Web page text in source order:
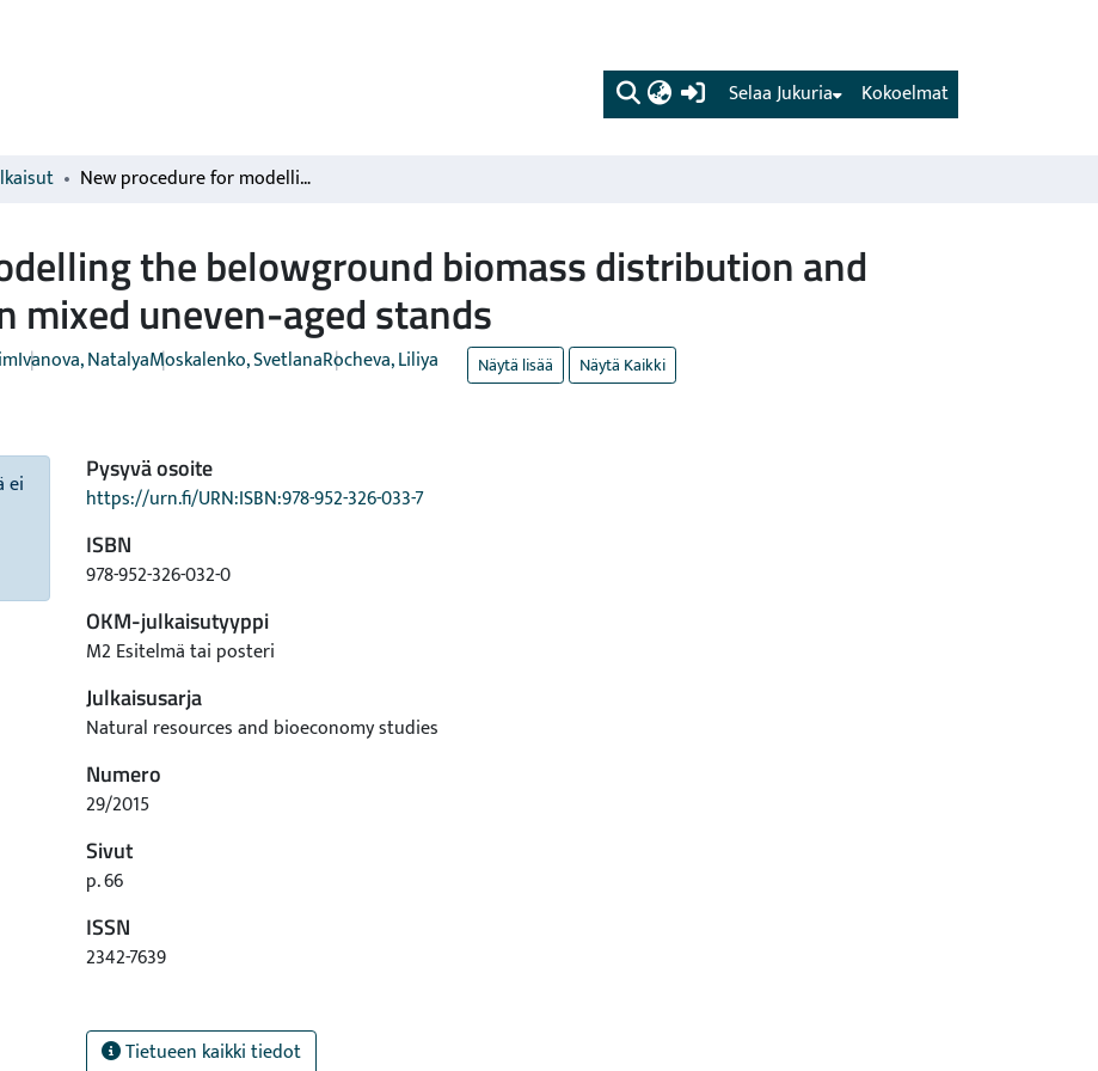
(current) Kokoelmat
Selaa Jukuria
New procedure for modelling the belowground biomass distribution and resource acquisition in mixed uneven-aged stands
the belowground biomass distribution and
mixed uneven-aged stands
Ivanova, NatalyaMoskalenko, SvetlanaRocheva, Liliya Näytä lisää Näytä Kaikki
ei
Pysyvä osoite
https://urn.fi/URN:ISBN:978-952-326-033-7
ISBN
978-952-326-032-0
OKM-julkaisutyyppi
M2 Esitelmä tai posteri
Julkaisusarja
Natural resources and bioeconomy studies
Numero
29/2015
Sivut
p. 66
ISSN
2342-7639
Tietueen kaikki tiedot